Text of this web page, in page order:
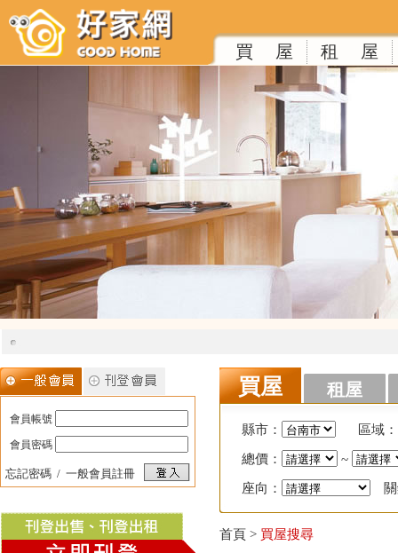
買 屋 租 屋
會員帳號
會員密碼
忘記密碼 / 一般會員註冊
買屋 租屋
縣市： 區域：
總價： ~
座向：
首頁 > 買屋搜尋